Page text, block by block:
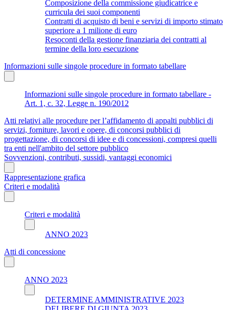
Composizione della commissione giudicatrice e
curricula dei suoi componenti
Contratti di acquisto di beni e servizi di importo stimato
superiore a 1 milione di euro
Resoconti della gestione finanziaria dei contratti al
termine della loro esecuzione
Informazioni sulle singole procedure in formato tabellare
Informazioni sulle singole procedure in formato tabellare -
Art. 1, c. 32, Legge n. 190/2012
Atti relativi alle procedure per l’affidamento di appalti pubblici di
servizi, forniture, lavori e opere, di concorsi pubblici di
progettazione, di concorsi di idee e di concessioni, compresi quelli
tra enti nell'ambito del settore pubblico
Sovvenzioni, contributi, sussidi, vantaggi economici
Rappresentazione grafica
Criteri e modalità
Criteri e modalità
ANNO 2023
Atti di concessione
ANNO 2023
DETERMINE AMMINISTRATIVE 2023